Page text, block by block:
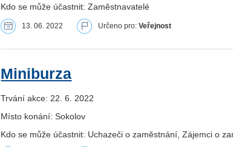
Kdo se může účastnit: Zaměstnavatelé
13. 06. 2022 Určeno pro:Veřejnost
Miniburza
Trvání akce: 22. 6. 2022
Místo konání: Sokolov
Kdo se může účastnit: Uchazeči o zaměstnání, Zájemci o